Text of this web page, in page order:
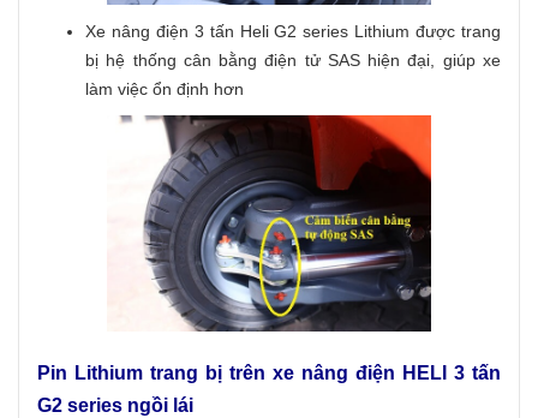
Xe nâng điện 3 tấn Heli G2 series Lithium được trang
bị hệ thống cân bằng điện tử SAS hiện đại, giúp xe
làm việc ổn định hơn
Pin Lithium trang bị trên xe nâng điện HELI 3 tấn
G2 series ngồi lái